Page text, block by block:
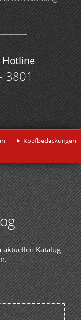
3801
Kopfbedeckungen
Katalog